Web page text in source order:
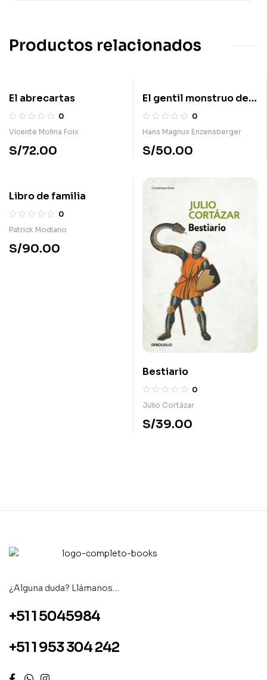
Productos relacionados
El abrecartas
0
Vicente Molina Foix
S/72.00
El gentil monstruo de
Bruselas o Europa bajo
tutela
0
Hans Magnus Enzensberger
S/50.00
Libro de familia
0
Patrick Modiano
S/90.00
Bestiario
0
Julio Cortázar
S/39.00
¿Alguna duda? Llámanos…
+51 1 5045984
+51 1 953 304 242